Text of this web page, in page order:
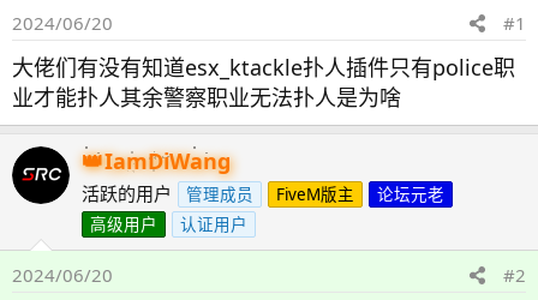
2024/06/20 #1
大佬们有没有知道esx_ktackle扑人插件只有police职
业才能扑人其余警察职业无法扑人是为啥
IamDiWang
活跃的用户 管理成员 FiveM版主
论坛元老
高级用户
认证用户
2024/06/20 #2